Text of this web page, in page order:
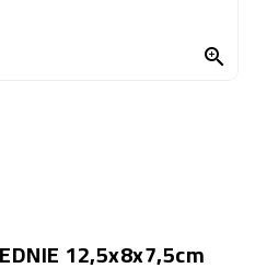

12,5x8x7,5cm